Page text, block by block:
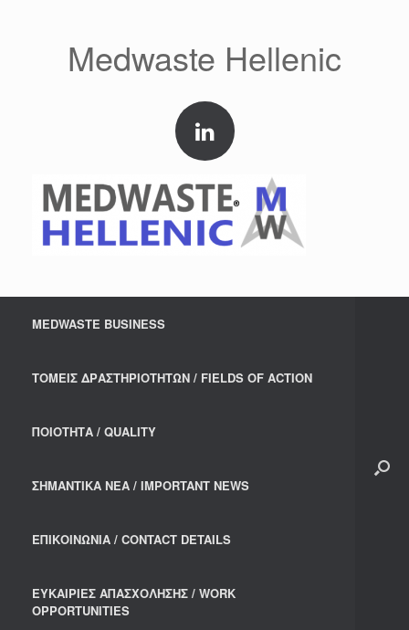
Medwaste Hellenic
MEDWASTE BUSINESS
ΤΟΜΕΙΣ ΔΡΑΣΤΗΡΙΟΤΗΤΩΝ / FIELDS OF ACTION
ΠΟΙΟΤΗΤΑ / QUALITY
ΣΗΜΑΝΤΙΚΑ ΝΕΑ / IMPORTANT NEWS
ΕΠΙΚΟΙΝΩΝΙΑ / CONTACT DETAILS
ΕΥΚΑΙΡΙΕΣ ΑΠΑΣΧΟΛΗΣΗΣ / WORK
OPPORTUNITIES